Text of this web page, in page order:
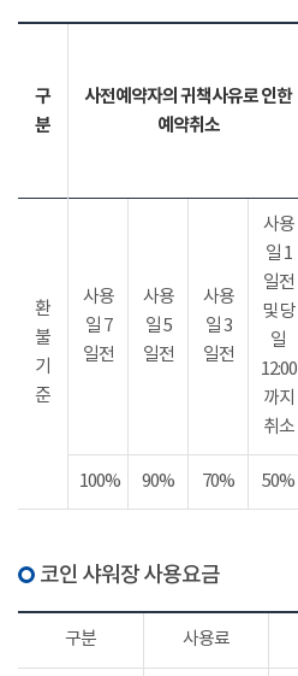
구
분
사전예약자의 귀책사유로 인한
예약취소
환
불
기
준
사용
일 7
일전
사용
일 5
일전
사용
일 3
일전
사용
일 1
일전
및 당
일
12:00
까지
취소
100% 90% 70% 50%
코인 샤워장 사용요금
구분 사용료